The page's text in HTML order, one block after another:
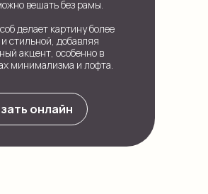
вешать без рамы.
делает картину более
стильной, добавляя
акцент, особенно в
минимализма и лофта.
онлайн